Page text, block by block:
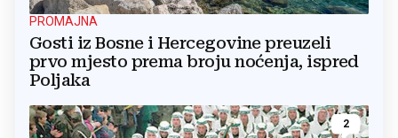
PROMAJNA
Gosti iz Bosne i Hercegovine preuzeli
prvo mjesto prema broju noćenja, ispred
Poljaka
2